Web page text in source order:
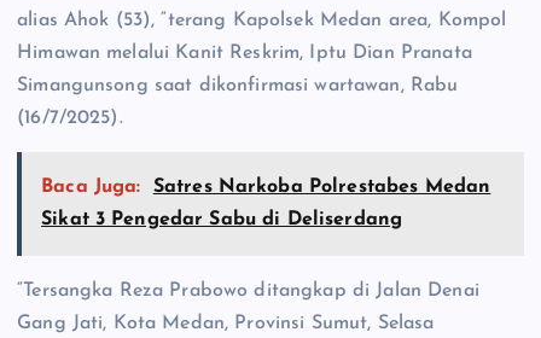
alias Ahok (53), “terang Kapolsek Medan area, Kompol
Himawan melalui Kanit Reskrim, Iptu Dian Pranata
Simangunsong saat dikonfirmasi wartawan, Rabu
(16/7/2025).
Baca Juga:
Satres Narkoba Polrestabes Medan
Sikat 3 Pengedar Sabu di Deliserdang
“Tersangka Reza Prabowo ditangkap di Jalan Denai
Gang Jati, Kota Medan, Provinsi Sumut, Selasa